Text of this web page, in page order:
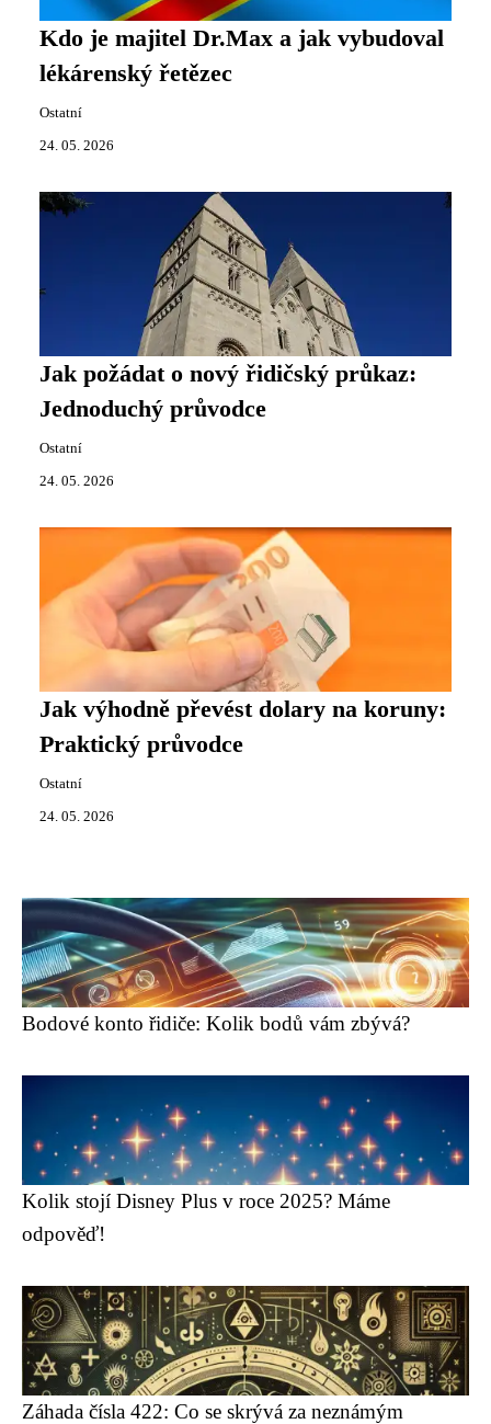
Kdo je majitel Dr.Max a jak vybudoval
lékárenský řetězec
Ostatní
24. 05. 2026
Jak požádat o nový řidičský průkaz:
Jednoduchý průvodce
Ostatní
24. 05. 2026
Jak výhodně převést dolary na koruny:
Praktický průvodce
Ostatní
24. 05. 2026
Bodové konto řidiče: Kolik bodů vám zbývá?
Kolik stojí Disney Plus v roce 2025? Máme
odpověď!
Záhada čísla 422: Co se skrývá za neznámým